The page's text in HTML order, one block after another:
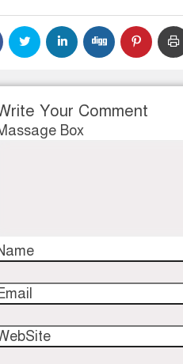
Your Comment
Box